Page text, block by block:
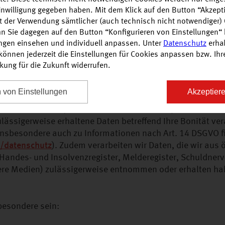
Vorgaben, z.B. zur Einhaltung von Handels-
und der Datensicherheit), ggf. aber auch
und andere Behörden. Darüber hinaus kann die
zum Zweck der Beweiserhebung, der
erforderlich werden.
unmittelbar von Ihnen erhalten
erforderlich ist, werden von Auskunfteien (insbesondere
erhaltene Daten betreffend Ihre Bonität
auch zu Informationen nach Art. 14 DSGVO
). Zudem verarbeiten wir Daten, die wir aus
und Insolvenzregister, Melderegister,
Medien) zulässigerweise entnommen oder erhalten
sein:
gegeben haben. Mit dem Klick auf den Button
der Verwendung sämtlicher (auch technisch nicht notwendiger)
Sie dagegen auf den Button “Konfigurieren von
einsehen und individuell anpassen. Unter Datenschutz
jederzeit die Einstellungen für Cookies anpassen bzw.
für die Zukunft widerrufen.
von Einstellungen